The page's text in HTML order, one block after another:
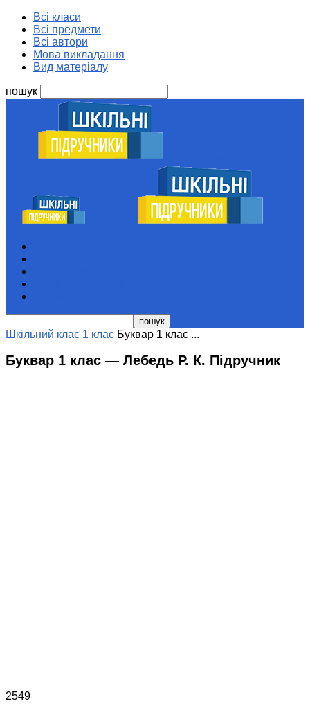
Всі класи
Всі предмети
Всі автори
Мова викладання
Вид матеріалу
пошук
Шкільний клас 1 клас Буквар 1 клас ...
Буквар 1 клас — Лебедь Р. К. Підручник
2549